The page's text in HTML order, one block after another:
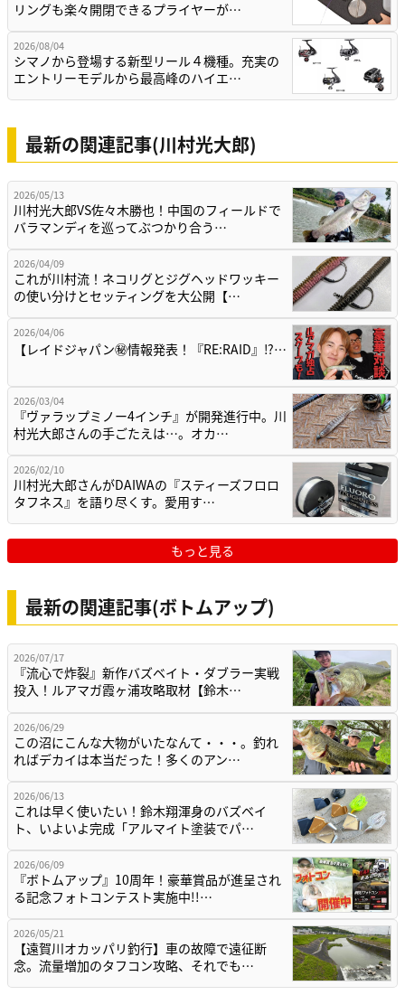
リングも楽々開閉できるプライヤーが…
2026/08/04
シマノから登場する新型リール４機種。充実の
エントリーモデルから最高峰のハイエ…
最新の関連記事(川村光大郎)
2026/05/13
川村光大郎VS佐々木勝也！中国のフィールドで
バラマンディを巡ってぶつかり合う…
2026/04/09
これが川村流！ネコリグとジグヘッドワッキー
の使い分けとセッティングを大公開【…
2026/04/06
【レイドジャパン㊙情報発表！『RE:RAID』⁉…
2026/03/04
『ヴァラップミノー4インチ』が開発進行中。川
村光大郎さんの手ごたえは…。オカ…
2026/02/10
川村光大郎さんがDAIWAの『スティーズフロロ
タフネス』を語り尽くす。愛用す…
もっと見る
最新の関連記事(ボトムアップ)
2026/07/17
『流心で炸裂』新作バズベイト・ダブラー実戦
投入！ルアマガ霞ヶ浦攻略取材【鈴木…
2026/06/29
この沼にこんな大物がいたなんて・・・。釣れ
ればデカイは本当だった！多くのアン…
2026/06/13
これは早く使いたい！鈴木翔渾身のバズベイ
ト、いよいよ完成「アルマイト塗装でパ…
2026/06/09
『ボトムアップ』10周年！豪華賞品が進呈され
る記念フォトコンテスト実施中!!…
2026/05/21
【遠賀川オカッパリ釣行】車の故障で遠征断
念。流量増加のタフコン攻略、それでも…